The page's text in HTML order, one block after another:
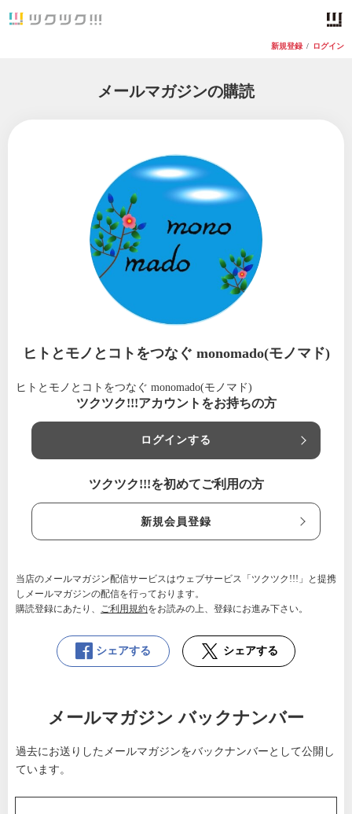
新規登録 / ログイン
メールマガジンの購読
ヒトとモノとコトをつなぐ monomado(モノマド)
ヒトとモノとコトをつなぐ monomado(モノマド)
ツクツク!!!アカウントをお持ちの方
ログインする
ツクツク!!!を初めてご利用の方
新規会員登録
当店のメールマガジン配信サービスはウェブサービス「ツクツク!!!」と提携
しメールマガジンの配信を行っております。
購読登録にあたり、 ご利用規約をお読みの上、登録にお進み下さい。
シェアする シェアする
メールマガジン バックナンバー
過去にお送りしたメールマガジンをバックナンバーとして公開し
ています。